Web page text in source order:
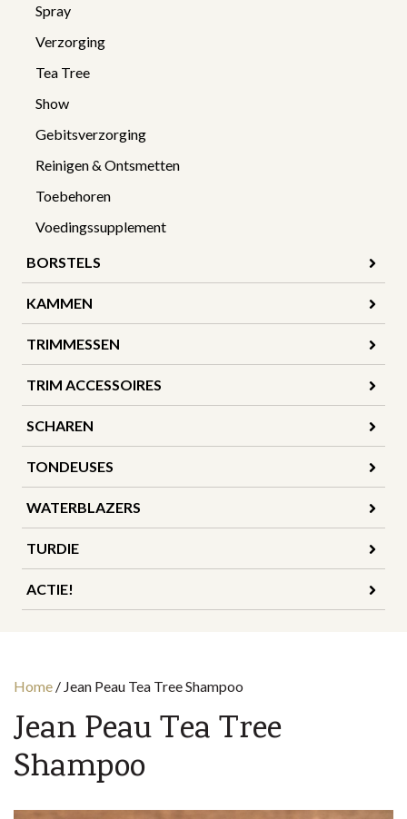
Spray
Verzorging
Tea Tree
Show
Gebitsverzorging
Reinigen & Ontsmetten
Toebehoren
Voedingssupplement
BORSTELS
KAMMEN
TRIMMESSEN
TRIM ACCESSOIRES
SCHAREN
TONDEUSES
WATERBLAZERS
TURDIE
ACTIE!
Home / Jean Peau Tea Tree Shampoo
Jean Peau Tea Tree
Shampoo